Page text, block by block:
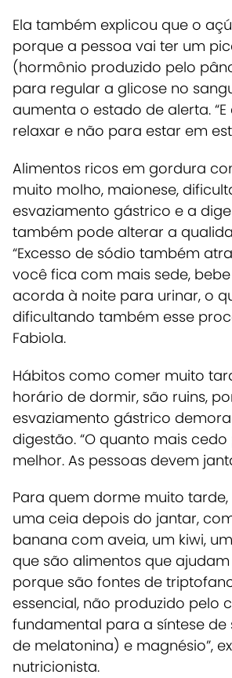
Ela também explicou que o
porque a pessoa vai ter um
(hormônio produzido pelo
para regular a glicose no
aumenta o estado de alerta.
relaxar e não para estar em
Alimentos ricos em gordura
muito molho, maionese,
esvaziamento gástrico e a
também pode alterar a
“Excesso de sódio também
você fica com mais sede,
acorda à noite para urinar, o
dificultando também esse
Fabiola.
Hábitos como comer muito
horário de dormir, são ruins,
esvaziamento gástrico
digestão. “O quanto mais
melhor. As pessoas devem
Para quem dorme muito
uma ceia depois do jantar,
banana com aveia, um kiwi,
que são alimentos que
porque são fontes de
essencial, não produzido pelo
fundamental para a síntese de
de melatonina) e magnésio”,
nutricionista.